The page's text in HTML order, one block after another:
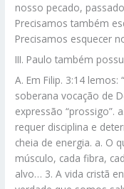
nosso pecado,
Precisamos também
Precisamos esquecer
III. Paulo também
A. Em Filip. 3:14
soberana vocação de
expressão “prossigo”.
requer disciplina e
cheia de energia. a. O
músculo, cada fibra,
alvo… 3. A vida cristã